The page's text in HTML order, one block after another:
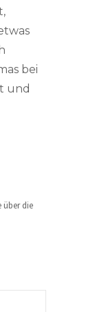
bei
und
über die